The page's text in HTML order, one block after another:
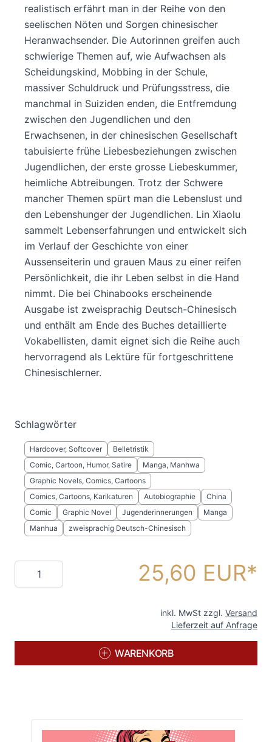
realistisch erfährt man in der Reihe von den
seelischen Nöten und Sorgen chinesischer
Heranwachsender. Die Autorinnen greifen auch
schwierige Themen auf, wie Aufwachsen als
Scheidungskind, Mobbing in der Schule,
massiver Schuldruck und Prüfungsstress, die
manchmal in Suiziden enden, die Entfremdung
zwischen den Jugendlichen und den
Erwachsenen, in der chinesischen Gesellschaft
tabuisierte frühe Liebesbeziehungen zwischen
Jugendlichen, der erste grosse Liebeskummer,
heimliche Abtreibungen. Trotz der Schwere
mancher Themen spürt man die Lebenslust und
den Lebenshunger der Jugendlichen. Lin Xiaolu
sammelt Lebenserfahrungen und entwickelt sich
im Verlauf der Geschichte von einer
Aussenseiterin und grauen Maus zu einer reifen
Persönlichkeit, die ihr Leben selbst in die Hand
nimmt. Die bei Chinabooks erscheinende
Ausgabe ist zweisprachig Deutsch-Chinesisch
und enthält am Ende des Buches detaillierte
Vokabellisten, damit eignet sich die Reihe auch
hervorragend als Lektüre für fortgeschrittene
Chinesischlerner.
Schlagwörter
Hardcover, Softcover
Belletristik
Comic, Cartoon, Humor, Satire
Manga, Manhwa
Graphic Novels, Comics, Cartoons
Comics, Cartoons, Karikaturen
Autobiographie
China
Comic
Graphic Novel Jugenderinnerungen
Manga
Manhua
zweisprachig Deutsch-Chinesisch
Menge 25,60 EUR
inkl. MwSt zzgl. Versand
Lieferzeit auf Anfrage
WARENKORB